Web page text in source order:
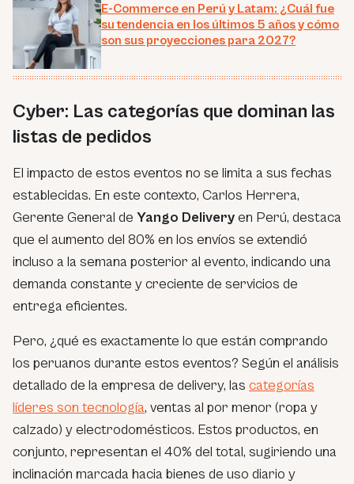
E-Commerce en Perú y Latam: ¿Cuál fue
su tendencia en los últimos 5 años y cómo
son sus proyecciones para 2027?
Cyber: Las categorías que dominan las
listas de pedidos
El impacto de estos eventos no se limita a sus fechas
establecidas. En este contexto, Carlos Herrera,
Gerente General de Yango Deliveryen Perú, destaca
que el aumento del 80% en los envíos se extendió
incluso a la semana posterior al evento, indicando una
demanda constante y creciente de servicios de
entrega eficientes.
Pero, ¿qué es exactamente lo que están comprando
los peruanos durante estos eventos? Según el análisis
detallado de la empresa de delivery, las categorías
líderes son tecnología, ventas al por menor (ropa y
calzado) y electrodomésticos. Estos productos, en
conjunto, representan el 40% del total, sugiriendo una
inclinación marcada hacia bienes de uso diario y